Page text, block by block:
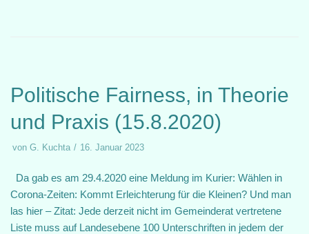
Politische Fairness, in Theorie
und Praxis (15.8.2020)
von G. Kuchta 16. Januar 2023
Da gab es am 29.4.2020 eine Meldung im Kurier: Wählen in
Corona-Zeiten: Kommt Erleichterung für die Kleinen? Und man
las hier – Zitat: Jede derzeit nicht im Gemeinderat vertretene
Liste muss auf Landesebene 100 Unterschriften in jedem der